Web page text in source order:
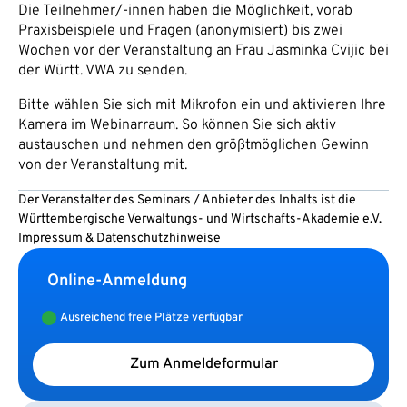
Die Teilnehmer/-innen haben die Möglichkeit, vorab
Praxisbeispiele und Fragen (anonymisiert) bis zwei
Wochen vor der Veranstaltung an Frau Jasminka Cvijic bei
der Württ. VWA zu senden.
Bitte wählen Sie sich mit Mikrofon ein und aktivieren Ihre
Kamera im Webinarraum. So können Sie sich aktiv
austauschen und nehmen den größtmöglichen Gewinn
von der Veranstaltung mit.
Der Veranstalter des Seminars / Anbieter des Inhalts ist die
Württembergische Verwaltungs- und Wirtschafts-Akademie e.V.
Impressum & Datenschutzhinweise
Online-Anmeldung
Ausreichend freie Plätze verfügbar
Zum Anmeldeformular